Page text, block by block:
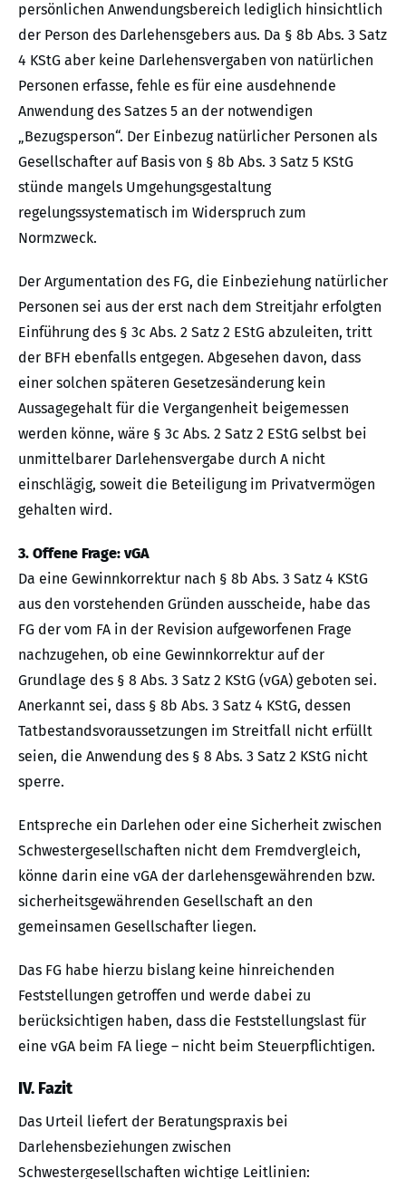
persönlichen Anwendungsbereich lediglich hinsichtlich
der Person des Darlehensgebers aus. Da § 8b Abs. 3 Satz
4 KStG aber keine Darlehensvergaben von natürlichen
Personen erfasse, fehle es für eine ausdehnende
Anwendung des Satzes 5 an der notwendigen
„Bezugsperson“. Der Einbezug natürlicher Personen als
Gesellschafter auf Basis von § 8b Abs. 3 Satz 5 KStG
stünde mangels Umgehungsgestaltung
regelungssystematisch im Widerspruch zum
Normzweck.
Der Argumentation des FG, die Einbeziehung natürlicher
Personen sei aus der erst nach dem Streitjahr erfolgten
Einführung des § 3c Abs. 2 Satz 2 EStG abzuleiten, tritt
der BFH ebenfalls entgegen. Abgesehen davon, dass
einer solchen späteren Gesetzesänderung kein
Aussagegehalt für die Vergangenheit beigemessen
werden könne, wäre § 3c Abs. 2 Satz 2 EStG selbst bei
unmittelbarer Darlehensvergabe durch A nicht
einschlägig, soweit die Beteiligung im Privatvermögen
gehalten wird.
3. Offene Frage: vGA
Da eine Gewinnkorrektur nach § 8b Abs. 3 Satz 4 KStG
aus den vorstehenden Gründen ausscheide, habe das
FG der vom FA in der Revision aufgeworfenen Frage
nachzugehen, ob eine Gewinnkorrektur auf der
Grundlage des § 8 Abs. 3 Satz 2 KStG (vGA) geboten sei.
Anerkannt sei, dass § 8b Abs. 3 Satz 4 KStG, dessen
Tatbestandsvoraussetzungen im Streitfall nicht erfüllt
seien, die Anwendung des § 8 Abs. 3 Satz 2 KStG nicht
sperre.
Entspreche ein Darlehen oder eine Sicherheit zwischen
Schwestergesellschaften nicht dem Fremdvergleich,
könne darin eine vGA der darlehensgewährenden bzw.
sicherheitsgewährenden Gesellschaft an den
gemeinsamen Gesellschafter liegen.
Das FG habe hierzu bislang keine hinreichenden
Feststellungen getroffen und werde dabei zu
berücksichtigen haben, dass die Feststellungslast für
eine vGA beim FA liege – nicht beim Steuerpflichtigen.
IV. Fazit
Das Urteil liefert der Beratungspraxis bei
Darlehensbeziehungen zwischen
Schwestergesellschaften wichtige Leitlinien: